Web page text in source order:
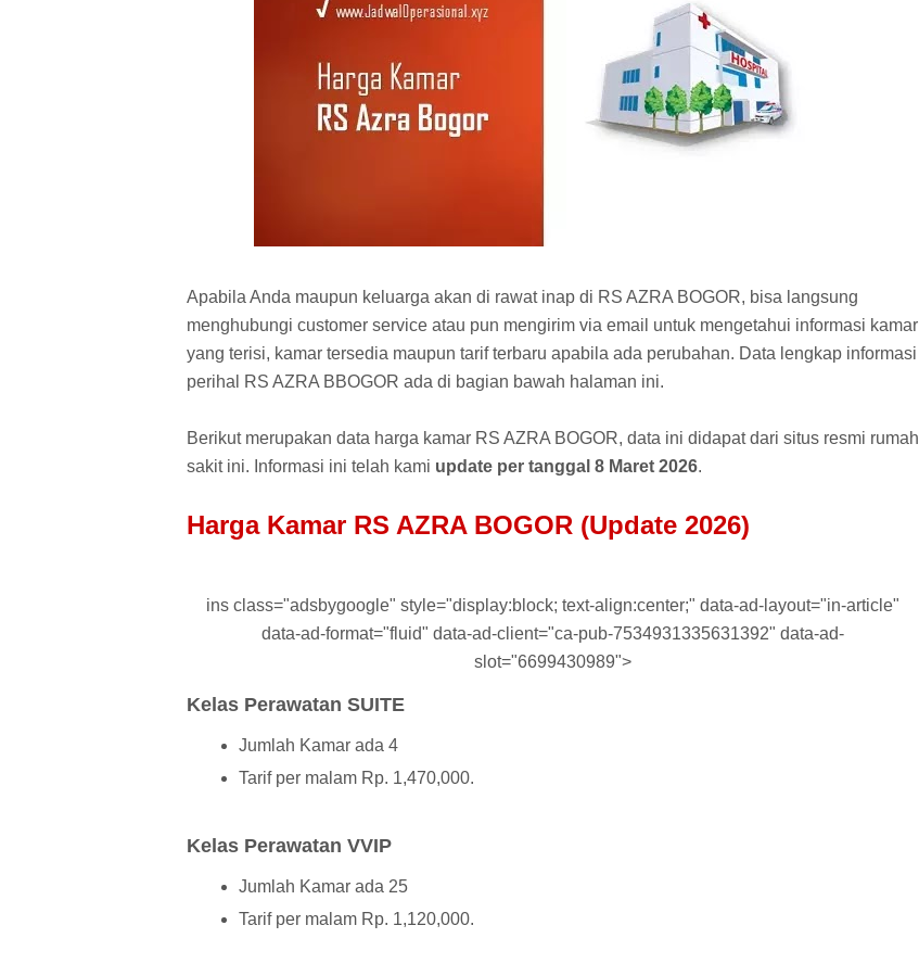
Apabila Anda maupun keluarga akan di rawat inap di RS AZRA BOGOR, bisa langsung
menghubungi customer service atau pun mengirim via email untuk mengetahui informasi kamar
yang terisi, kamar tersedia maupun tarif terbaru apabila ada perubahan. Data lengkap informasi
perihal RS AZRA BBOGOR ada di bagian bawah halaman ini.
Berikut merupakan data harga kamar RS AZRA BOGOR, data ini didapat dari situs resmi rumah
sakit ini. Informasi ini telah kami update per tanggal 8 Maret 2026.
Harga Kamar RS AZRA BOGOR (Update 2026)
ins class="adsbygoogle" style="display:block; text-align:center;" data-ad-layout="in-article"
data-ad-format="fluid" data-ad-client="ca-pub-7534931335631392" data-ad-
slot="6699430989">
Kelas Perawatan SUITE
Jumlah Kamar ada 4
Tarif per malam Rp. 1,470,000.
Kelas Perawatan VVIP
Jumlah Kamar ada 25
Tarif per malam Rp. 1,120,000.